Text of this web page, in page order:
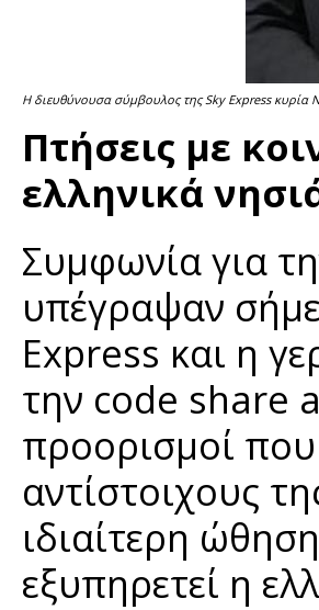
Η διευθύνουσα σύμβουλος της Sky Express
Πτήσεις με
ελληνικά
Συμφωνία για
υπέγραψαν
Express και η
την code share
προορισμοί
αντίστοιχους
ιδιαίτερη
εξυπηρετεί η